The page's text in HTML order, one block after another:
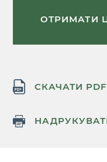
ОТРИМАТИ
СКАЧАТИ PDF